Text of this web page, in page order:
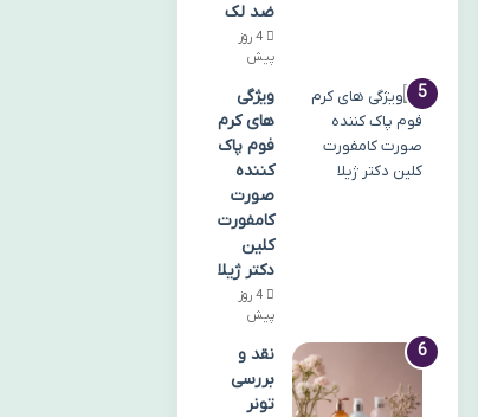
ضد لک
4 روز
پیش
ویژگی
های کرم
فوم پاک
کننده
صورت
کامفورت
کلین
دکتر ژیلا
4 روز
پیش
نقد و
بررسی
تونر